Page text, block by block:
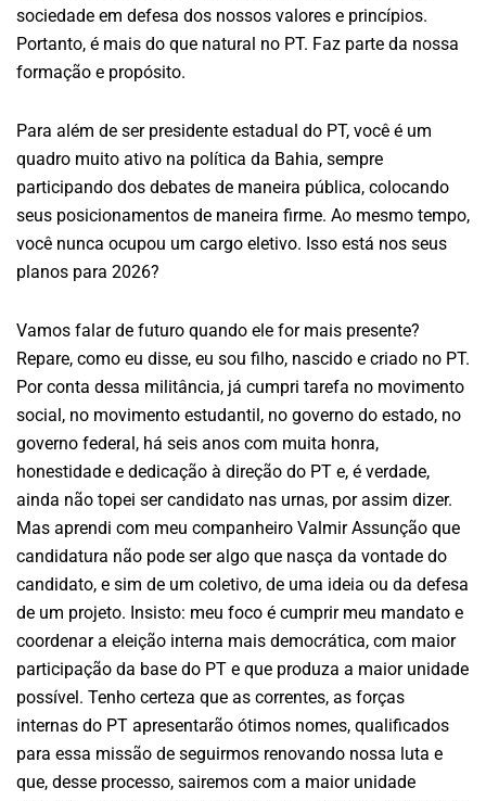
sociedade em defesa dos nossos valores e princípios.
Portanto, é mais do que natural no PT. Faz parte da nossa
formação e propósito.
Para além de ser presidente estadual do PT, você é um
quadro muito ativo na política da Bahia, sempre
participando dos debates de maneira pública, colocando
seus posicionamentos de maneira firme. Ao mesmo tempo,
você nunca ocupou um cargo eletivo. Isso está nos seus
planos para 2026?
Vamos falar de futuro quando ele for mais presente?
Repare, como eu disse, eu sou filho, nascido e criado no PT.
Por conta dessa militância, já cumpri tarefa no movimento
social, no movimento estudantil, no governo do estado, no
governo federal, há seis anos com muita honra,
honestidade e dedicação à direção do PT e, é verdade,
ainda não topei ser candidato nas urnas, por assim dizer.
Mas aprendi com meu companheiro Valmir Assunção que
candidatura não pode ser algo que nasça da vontade do
candidato, e sim de um coletivo, de uma ideia ou da defesa
de um projeto. Insisto: meu foco é cumprir meu mandato e
coordenar a eleição interna mais democrática, com maior
participação da base do PT e que produza a maior unidade
possível. Tenho certeza que as correntes, as forças
internas do PT apresentarão ótimos nomes, qualificados
para essa missão de seguirmos renovando nossa luta e
que, desse processo, sairemos com a maior unidade